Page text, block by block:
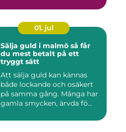
01. jul
Sälja guld i malmö så får
du mest betalt på ett
tryggt sätt
Att sälja guld kan kännas
både lockande och osäkert
på samma gång. Många har
gamla smycken, ärvda fö...